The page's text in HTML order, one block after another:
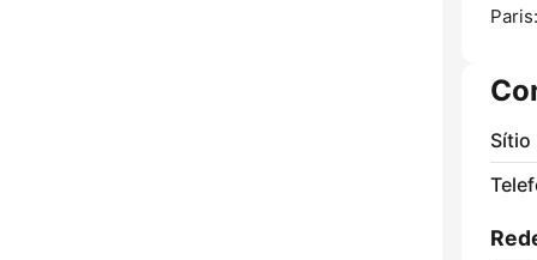
Paris:
Sítio